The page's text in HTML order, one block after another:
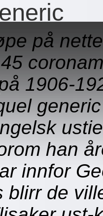
på
1906-
han
innfor
blirr de